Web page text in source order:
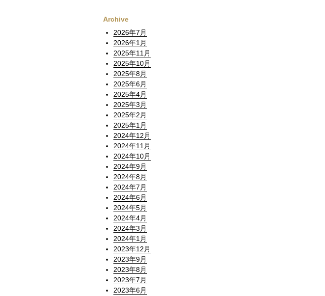
Archive
2026年7月
2026年1月
2025年11月
2025年10月
2025年8月
2025年6月
2025年4月
2025年3月
2025年2月
2025年1月
2024年12月
2024年11月
2024年10月
2024年9月
2024年8月
2024年7月
2024年6月
2024年5月
2024年4月
2024年3月
2024年1月
2023年12月
2023年9月
2023年8月
2023年7月
2023年6月